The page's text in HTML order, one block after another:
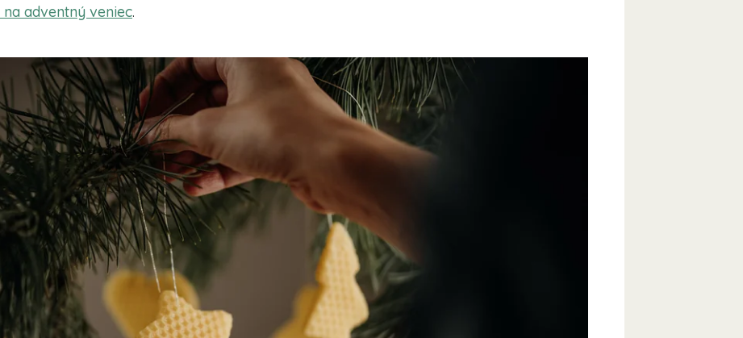
na adventný veniec.